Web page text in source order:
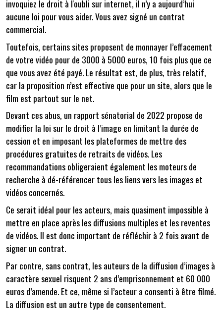
invoquiez le droit à l'oubli sur internet, il n’y a aujourd’hui
aucune loi pour vous aider. Vous avez signé un contrat
commercial.
Toutefois, certains sites proposent de monnayer l’effacement
de votre vidéo pour de 3000 à 5000 euros, 10 fois plus que ce
que vous avez été payé. Le résultat est, de plus, très relatif,
car la proposition n’est effective que pour un site, alors que le
film est partout sur le net.
Devant ces abus, un rapport sénatorial de 2022 propose de
modifier la loi sur le droit à l’image en limitant la durée de
cession et en imposant les plateformes de mettre des
procédures gratuites de retraits de vidéos. Les
recommandations obligeraient également les moteurs de
recherche à dé-référencer tous les liens vers les images et
vidéos concernés.
Ce serait idéal pour les acteurs, mais quasiment impossible à
mettre en place après les diffusions multiples et les reventes
de vidéos. Il est donc important de réfléchir à 2 fois avant de
signer un contrat.
Par contre, sans contrat, les auteurs de la diffusion d’images à
caractère sexuel risquent 2 ans d’emprisonnement et 60 000
euros d’amende. Et ce, même si l’acteur a consenti à être filmé.
La diffusion est un autre type de consentement.